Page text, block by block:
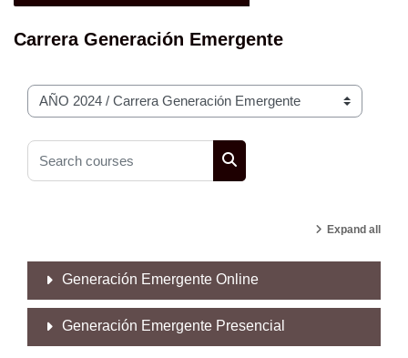
Carrera Generación Emergente
Course categories
Search courses
Search courses
Expand all
Generación Emergente Online
Generación Emergente Presencial